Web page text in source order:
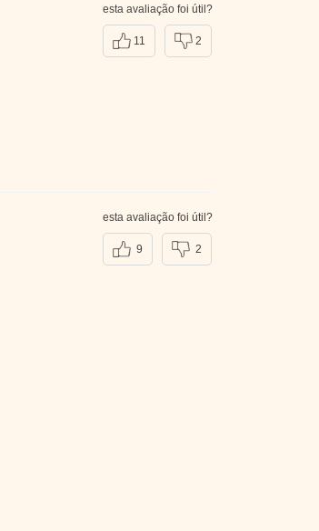
esta avaliação foi útil?
11 2
esta avaliação foi útil?
9 2